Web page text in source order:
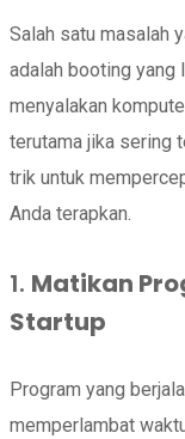
Salah satu masalah
adalah booting yang
menyalakan
terutama jika sering
trik untuk
Anda terapkan.
1. Matikan
Startup
Program yang
memperlambat